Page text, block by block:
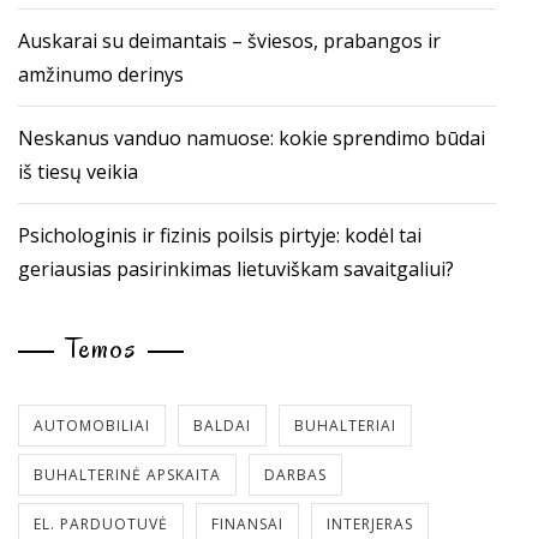
Auskarai su deimantais – šviesos, prabangos ir
amžinumo derinys
Neskanus vanduo namuose: kokie sprendimo būdai
iš tiesų veikia
Psichologinis ir fizinis poilsis pirtyje: kodėl tai
geriausias pasirinkimas lietuviškam savaitgaliui?
Temos
AUTOMOBILIAI BALDAI BUHALTERIAI
BUHALTERINĖ APSKAITA DARBAS
EL. PARDUOTUVĖ FINANSAI INTERJERAS